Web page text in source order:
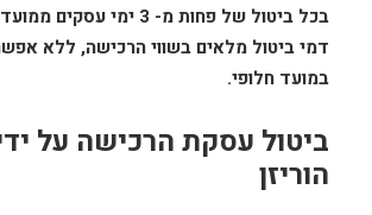
בכל ביטול של פחות מ- 3 ימי
דמי ביטול מלאים בשווי הרכישה, ללא
במועד חלופי.
ביטול עסקת הרכישה על
הוריזן